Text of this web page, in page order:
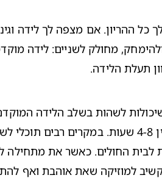
תעלת הלידה.
לבית החולים. כאשר את מתחילה